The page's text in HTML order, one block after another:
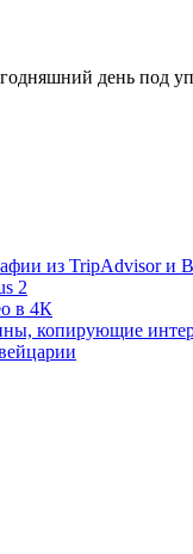
день под
из TripAdvisor и
2
в 4К
копирующие